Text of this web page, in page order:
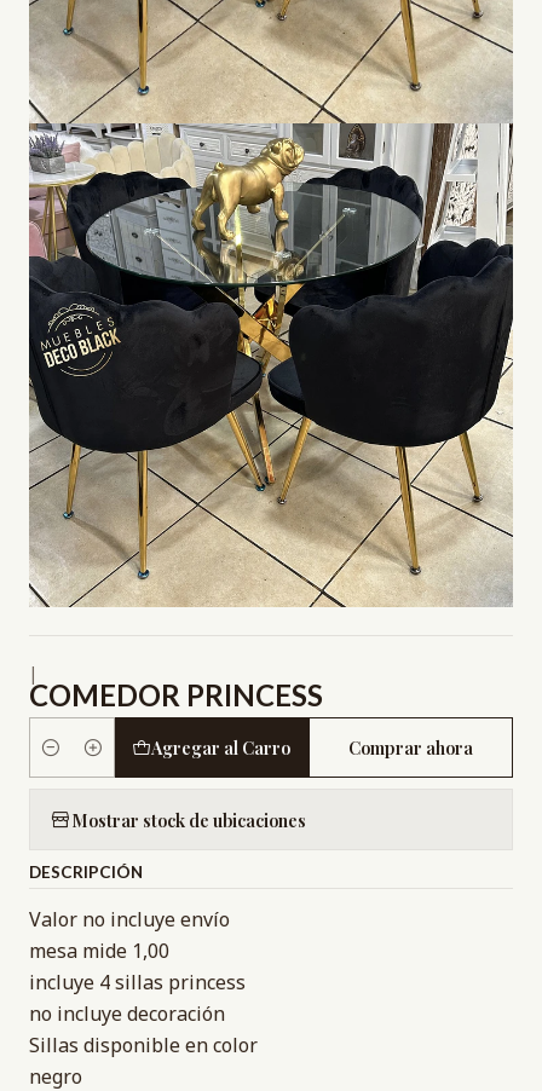
|
COMEDOR PRINCESS
Cantidad
Agregar al Carro Comprar ahora
Mostrar stock de ubicaciones
DESCRIPCIÓN
Valor no incluye envío
mesa mide 1,00
incluye 4 sillas princess
no incluye decoración
Sillas disponible en color
negro